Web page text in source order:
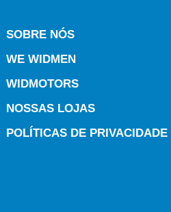
SOBRE NÓS
WE WIDMEN
WIDMOTORS
NOSSAS LOJAS
POLÍTICAS DE PRIVACIDADE